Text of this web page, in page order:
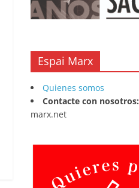
Espai Marx
Quienes somos
Contacte con nosotros:
marx.net